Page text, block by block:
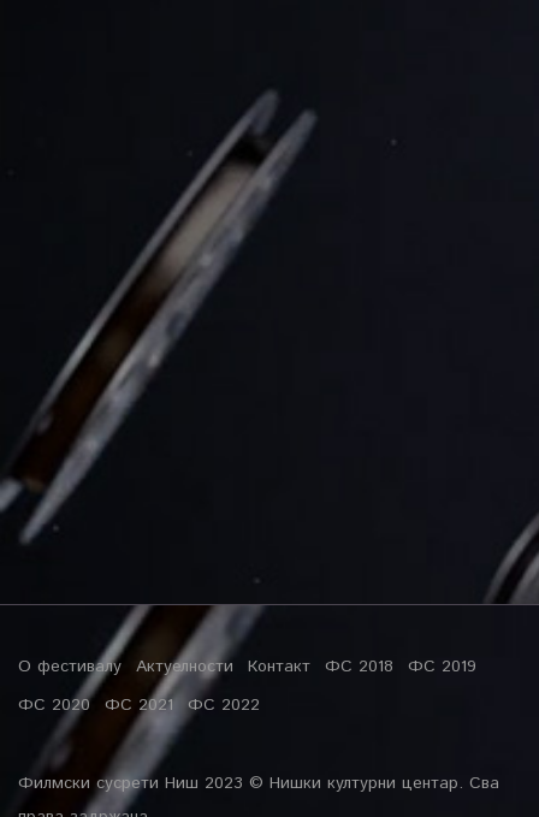
О фестивалу Актуелности Контакт ФС 2018
ФС 2019
ФС 2020 ФС 2021 ФС 2022
Филмски сусрети Ниш 2023 © Нишки културни центар. Сва